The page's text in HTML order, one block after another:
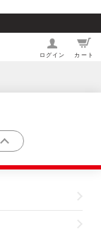
ログイン カート